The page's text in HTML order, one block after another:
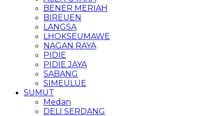
BENER MERIAH
BIREUEN
LANGSA
LHOKSEUMAWE
NAGAN RAYA
PIDIE
PIDIE JAYA
SABANG
SIMEULUE
SUMUT
Medan
DELI SERDANG